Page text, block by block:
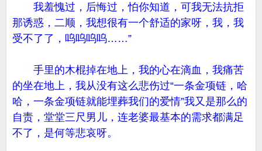
我羞愧过，后悔过，怕你知道，可我无法抗拒
那诱惑，二顺，我想很有一个舒适的家呀，我，我
受不了了，呜呜呜呜……”
手里的木棍掉在地上，我的心在滴血，我痛苦
的坐在地上，我从没有这么悲伤过“一条金项链，哈
哈，一条金项链就能埋葬我们的爱情”我又是那么的
自责，堂堂三尺男儿，连老婆最基本的需求都满足
不了，是何等悲哀呀。